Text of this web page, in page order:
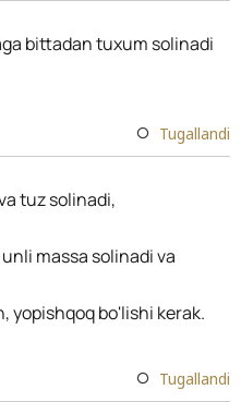
bittadan tuxum solinadi
Tugallandi
tuz solinadi,
massa solinadi va
yopishqoq bo'lishi kerak.
Tugallandi